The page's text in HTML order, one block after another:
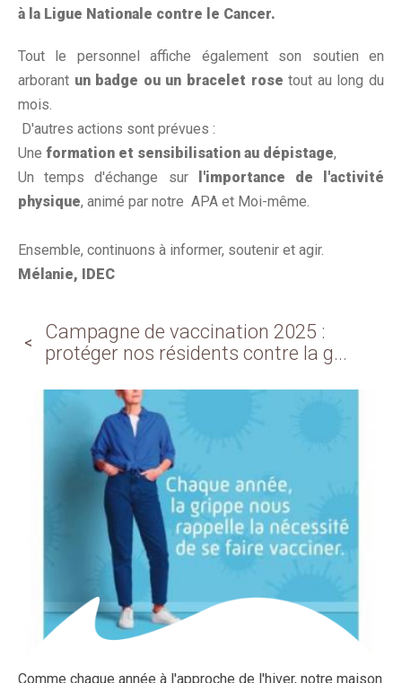
à la Ligue Nationale contre le Cancer.
Tout le personnel affiche également son soutien en
arborant un badge ou un bracelet rose tout au long du
mois.
D'autres actions sont prévues :
Une formation et sensibilisation au dépistage,
Un temps d'échange sur
l'importance de l'activité
physique, animé par notre APA et Moi-même.
Ensemble, continuons à informer, soutenir et agir.
Mélanie, IDEC
Campagne de vaccination 2025 :
protéger nos résidents contre la g...
Comme chaque année à l'approche de l'hiver, notre maison